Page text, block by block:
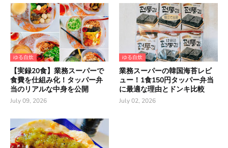
ゆる自炊
【実録20食】業務スーパーで
食費を仕組み化！タッパー弁
当のリアルな中身を公開
July 09, 2026
ゆる自炊
業務スーパーの韓国海苔レビ
ュー！1食150円タッパー弁当
に最適な理由とドンキ比較
July 02, 2026